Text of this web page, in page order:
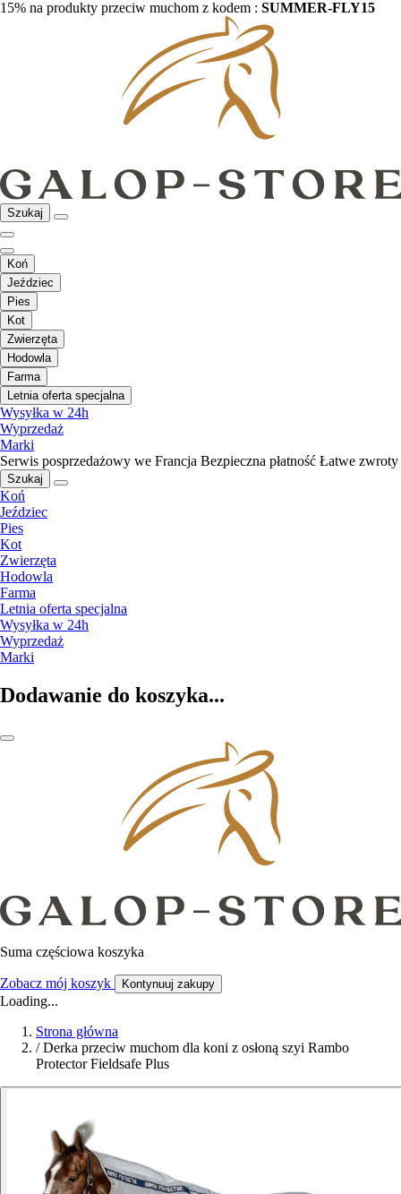
15% na produkty przeciw muchom z kodem : SUMMER-FLY15
Szukaj
Koń
Jeździec
Pies
Kot
Zwierzęta
Hodowla
Farma
Letnia oferta specjalna
Wysyłka w 24h
Wyprzedaż
Marki
Serwis posprzedażowy we Francja Bezpieczna płatność Łatwe zwroty
Szukaj
Koń
Jeździec
Pies
Kot
Zwierzęta
Hodowla
Farma
Letnia oferta specjalna
Wysyłka w 24h
Wyprzedaż
Marki
Dodawanie do koszyka...
Suma częściowa koszyka
Zobacz mój koszyk Kontynuuj zakupy
Loading...
Strona główna
/ Derka przeciw muchom dla koni z osłoną szyi Rambo
Protector Fieldsafe Plus